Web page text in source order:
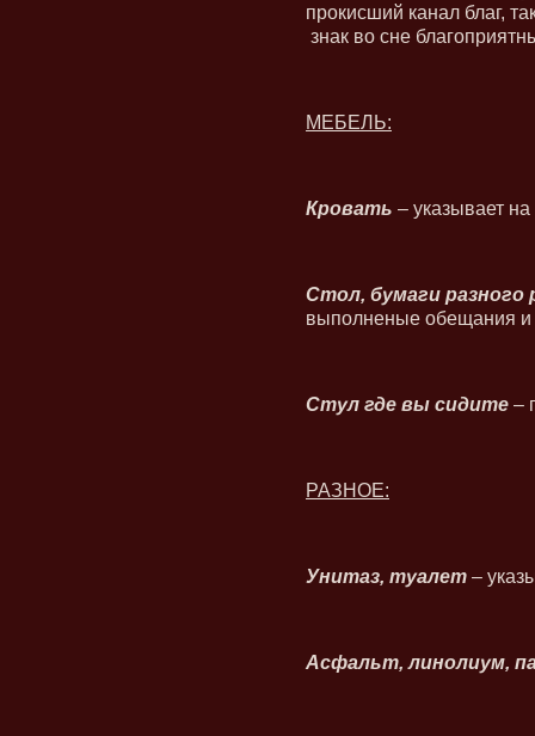
прокисший канал благ,
знак во сне
МЕБЕЛЬ:
Кровать – указывает
Стол, бумаги разного
выполненые обещания и
Стул где вы сидите –
РАЗНОЕ:
Унитаз, туалет –
Асфальт, линолиум,